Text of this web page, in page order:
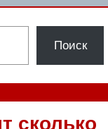
Поиск
сколько